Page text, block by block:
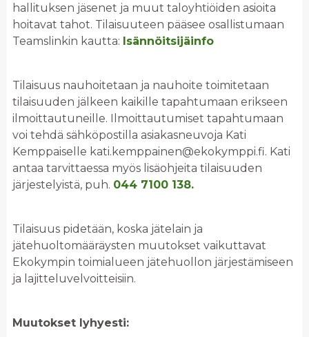
hallituksen jäsenet ja muut taloyhtiöiden asioita
hoitavat tahot. Tilaisuuteen pääsee osallistumaan
Teamslinkin kautta: Isännöitsijäinfo
Tilaisuus nauhoitetaan ja nauhoite toimitetaan
tilaisuuden jälkeen kaikille tapahtumaan erikseen
ilmoittautuneille. Ilmoittautumiset tapahtumaan
voi tehdä sähköpostilla asiakasneuvoja Kati
Kemppaiselle kati.kemppainen@ekokymppi.fi. Kati
antaa tarvittaessa myös lisäohjeita tilaisuuden
järjestelyistä, puh. 044 7100 138.
Tilaisuus pidetään, koska jätelain ja
jätehuoltomääräysten muutokset vaikuttavat
Ekokympin toimialueen jätehuollon järjestämiseen
ja lajitteluvelvoitteisiin.
Muutokset lyhyesti: